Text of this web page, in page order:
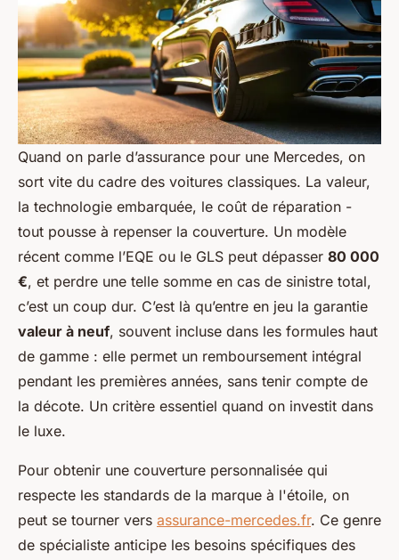
Quand on parle d’assurance pour une Mercedes, on
sort vite du cadre des voitures classiques. La valeur,
la technologie embarquée, le coût de réparation -
tout pousse à repenser la couverture. Un modèle
récent comme l’EQE ou le GLS peut dépasser 80 000
€, et perdre une telle somme en cas de sinistre total,
c’est un coup dur. C’est là qu’entre en jeu la garantie
valeur à neuf, souvent incluse dans les formules haut
de gamme : elle permet un remboursement intégral
pendant les premières années, sans tenir compte de
la décote. Un critère essentiel quand on investit dans
le luxe.
Pour obtenir une couverture personnalisée qui
respecte les standards de la marque à l'étoile, on
peut se tourner vers assurance-mercedes.fr. Ce genre
de spécialiste anticipe les besoins spécifiques des